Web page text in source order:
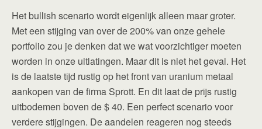
Het bullish scenario wordt eigenlijk alleen maar groter.
Met een stijging van over de 200% van onze gehele
portfolio zou je denken dat we wat voorzichtiger moeten
worden in onze uitlatingen. Maar dit is niet het geval. Het
is de laatste tijd rustig op het front van uranium metaal
aankopen van de firma Sprott. En dit laat de prijs rustig
uitbodemen boven de $ 40. Een perfect scenario voor
verdere stijgingen. De aandelen reageren nog steeds